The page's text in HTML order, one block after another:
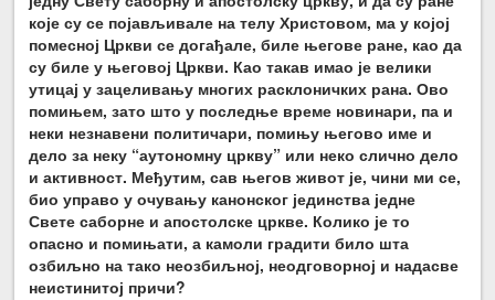
које су се појављивале на телу Христовом, ма у којој
помесној Цркви се догађале, биле његове ране, као да
су биле у његовој Цркви. Као такав имао је велики
утицај у зацеливању многих расклоничких рана. Ово
помињем, зато што у последње време новинари, па и
неки незнавени политичари, помињу његово име и
дело за неку “аутономну цркву” или неко слично дело
и активност. Међутим, сав његов живот је, чини ми се,
био управо у очувању канонског јединства једне
Свете саборне и апостолске цркве. Колико је то
опасно и помињати, а камоли градити било шта
озбиљно на тако неозбиљној, неодговорној и надасве
неистинитој причи?